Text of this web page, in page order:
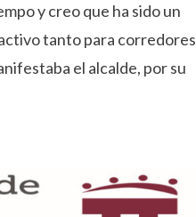
y creo que ha sido un
tanto para corredores
el alcalde, por su